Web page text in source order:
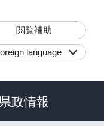
閲覧補助
language
県政情報